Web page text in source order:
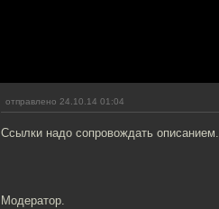
отправлено 24.10.14 01:04
Ссылки надо сопровождать описанием.
Модератор.